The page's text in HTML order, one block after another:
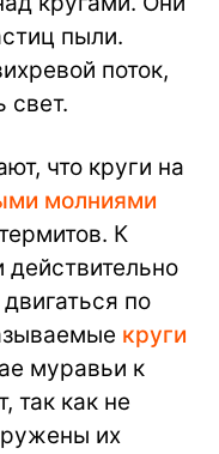
пыли.
поток,
свет.
что круги на
молниями
К
по
круги
муравьи к
так как не
их